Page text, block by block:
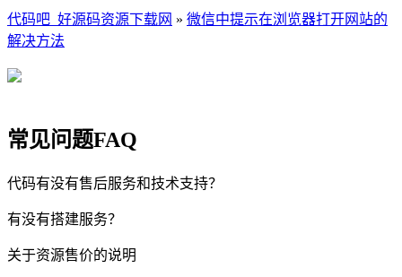
代码吧_好源码资源下载网 » 微信中提示在浏览器打开网站的
解决方法
常见问题FAQ
代码有没有售后服务和技术支持？
有没有搭建服务？
关于资源售价的说明